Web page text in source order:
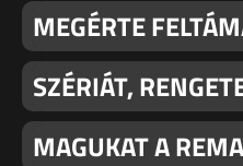
MEGÉRTE
SZÉRIÁT,
MAGUKAT A